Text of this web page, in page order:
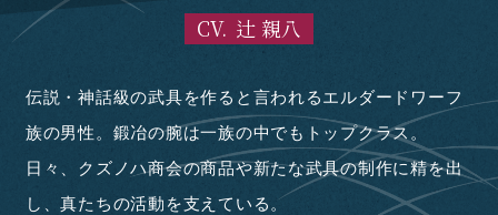
花江夏樹
かつて女神に勇者として異世界へ召喚されるも、顔が美
しくないことを理由にその資格を剥奪された“元勇者”。
現在は冒険者業の傍ら商人としてクズノハ商会を経営し
ている。一見すると平凡な冒険者に見えるが、超人的な
佐倉綾音
真の第一の従者。その正体は霧と幻を操り、さらに人の
記憶を覗き見ることができる上位の竜種・蜃。真と契約
を交わすことで人の姿を得た。大雑把な性格で何事も力
任せに解決しがち。その一方、真が困っている時は的確
鬼頭明里
真の第二の従者にしてその正体は魔獣・災害の黒蜘蛛。
長らく、満たされない飢えと狂気に支配され、あらゆる
ものを喰らっていたが、真と契約を交わしたことで正気
を取り戻し人の姿を得た。真に好意を寄せており、日頃
津田健次郎
森鬼の村に潜んでいたリッチ。森鬼に憑依して暗躍して
いたが、村を訪れた真に興味を持ったことで、姿を現し
対峙。しかし、圧倒的な実力差で敗北する。その後、巴
の提案で真の第三の従者となり、人の姿を得た。普段は
早見沙織
ハイランドオークの女の子。普段は温厚な性格だが怒ら
せると恐い。以前、魔物に襲われていたところを真に助
けられ、その出来事が縁で彼に仕えることに。亜空では
住民たちの指導者的な立場として、領地の開拓と発展に
辻 親八
伝説・神話級の武具を作ると言われるエルダードワーフ
族の男性。鍛冶の腕は一族の中でもトップクラス。
日々、クズノハ商会の商品や新たな武具の制作に精を出
し、真たちの活動を支えている。
八代 拓
ツィーゲの元筆頭冒険者。面倒見が良い性格。以前はレ
ンブラント商会に反発し嫌がらせを行っていたが、真た
ちに成敗され改心。レンブラントと和解した現在は冒険
者を引退。巴の提案でクズノハ商会の隠密になるべく修
大塚明夫
森を護る種族・森鬼の男性。明るく豪快な性格。アクア
とエリスとは師弟の関係。最近まで識に憑依されていた
が、真たちの活躍により解放される。その後、亜空へ移
住し、より強くなるため鍛錬に励んでいる。
Lynn
森を護る種族・森鬼の少女にして、モンドの弟子の1
人。真面目な性格だが、それ故に森へ侵入した相手を許
せず、容赦なく攻撃を仕掛けることもしばしば。真たち
にも当初は敵意を向けていたが、後に和解。現在はクズ
田中美海
アクアと一緒に行動している森鬼の少女。好物はバナ
ナ。幼い見た目をしているが確かな実力を誇り、魔法を
使った攻撃が得意。気の抜けた話し方とユニークな発言
でよく周囲を困惑させている。
井上和彦
ツィーゲ随一の規模を誇るレンブラント商会の代表。普
段はやり手の商人として厳格な雰囲気を漂わせており、
時と場合によっては非道な手段をとることも。その一方
で家族に対しては非常に甘い。以前、呪病に犯された妻
佐藤正治
長年、レンブラント家を支える初老の執事。温和な性
格。そつなく仕事をこなし、その仕事ぶりは周囲から高
評価を得ている。実は商会の裏仕事も任されており、若
い頃は敵対者の暗殺や拷問などを実行していた。現在も
沢城みゆき
竜殺しの異名を持つヒューマン最強の冒険者。とある目
的のために魔族に加担し、ヒューマンと敵対している。
好戦的な性格。魔術の扱い、剣の腕前、どちらをとって
も最強の名に恥じない圧倒的な実力を持つ。壮絶な戦い
斉藤壮馬
ソフィアの従者にして、その正体は上位竜・ランサー。
性格は冷静沈着であり、戦闘中に熱くなりがちな主人を
諫めている。あらゆる場所に刃を作り出したり、自身の
力を込めた剣を生成するなど多彩な能力を持つ。
加隈亜衣
勇者として異世界に召喚された女子高校生。多彩な才能
の持ち主。学業と部活動、共に優秀な成績を収めてい
て、さらに容姿端麗と非の打ちどころがない完璧な人
物。そのため、元いた世界では順風満帆な生活を送って
小清水亜美
銀髪鬼の異名を持つ凄腕の傭兵。響のパーティーのメン
バー。男勝りな性格。かつて故郷を滅ぼした魔族への復
讐に燃えている。それゆえに戦い以外のことにはほぼ無
関心。響のことは「戦場には似合ぬ花」と評し、認めて
村井雄治
異世界の四大国の１つ、リミア王国に仕える魔術師。優
しい性格であり、妻子のことを何よりも大切にしてい
る。強力かつ多彩な魔術を操り、リミアの移動砲台の異
名を持つ。その腕と膨大な知識で、パーティーのリーダ
沢城千春
リミア王国に仕える青年騎士。爽やかな顔立ちをしてお
り、性格は真面目。響のパーティーに王国の推薦で加入
する。パーティーメンバーに詳しいプロフィールを明か
していない謎多き人物。
田村奈央
異世界の四大国唯一の連邦国家・ローレル連邦に住む少
女。国家統一の要と言われる存在の巫女を務めている。
健気な性格。幼いながら強力な魔力と特殊能力を持ち、
回復と支援の魔術の扱いに長けている。その一方、思考
新井良平
勇者として異世界に召喚された男子中学生。臆病ながら
真面目な性格。所謂、美少年であり元いた世界では異性
から抜群の人気を誇っていた。一方、男子生徒から妬み
の眼差しを向けられることもしばしば。さらに、周囲と
中原麻衣
四大国中でも上位の権力を有するグリトニア帝国の第二
皇女。慈愛に満ち溢れた人物として知られ、国民からの
人望は厚い。しかし、それは表の顔であり、本来は自身
の目的のためなら、どんな犠牲も厭わない冷酷な考えの
渡部紗弓
グリト二ア帝国最高位の騎士・ロイヤルガードを務める
女性。智樹のパーティーのメンバー。凛々しい雰囲気を
漂わせている。真面目な性格で、主への忠誠心は非常に
高い。上位竜・グロントの加護を受けており、鉄壁の防
月城亜美
ドラゴンサマナーという竜を使役する能力を持つ少女。
智樹のパーティーのメンバー。幼い見た目をしている
が、巨大なワイバーンを操るなど竜使いとして最高峰の
実力を誇る。かつて魔族が故郷を襲撃した際に家族を失
笹本菜津枝
グリト二ア帝国で研究者として働く女性。ゴーレムをメ
インに研究している。性格は好奇心旺盛。自身の研究に
没頭するあまりそれ以外のことには興味を示さず、礼節
などの一般常識には疎い。一方、研究者としては優秀
新 祐樹
ロッツガルド中央学園に通う剣士志望の男子学生。広い
視野と高いリーダーシップを持つ。実技を得意としてい
て、攻撃と防御共に高いレベルでこなす。しかし、窮地
に陥ると力任せに突っ込みがち。
小坂井祐莉絵
グリトニア帝国出身の女子学生。一般家庭の生まれ。こ
れといって得意な分野はないものの、様々な魔術と武器
を平均レベルで扱う器用なタイプ。ロッツガルド中央学
園で出会った識のことが気になっている。
菅原慎介
学園都市ロッツガルド出身の男子学生。真面目な性格。
自身に主体性がないことを気にしている。座学の成績は
優秀。実技では防御と支援魔術に重きを置いているが、
時に強烈な一撃を繰り出すことも。
橘 龍丸
ローレル連邦出身の男子学生。詠唱言語を研究し、将来
は術師を志望している。複雑な術を扱うことができる
が、体力がないため、実戦には不向きなタイプ。故郷に
何人もの許嫁がいる。
山口智広
ロッツガルド中央学園に通う既婚の男子学生。普段はヘ
ラヘラしているが成績は優秀。非常に要領がよく、課さ
れた問題の解決策を即座に導き出すことができる。
花守ゆみり
レンブラント家の長女。最近まで重い呪病に侵されてい
たが、真の尽力により回復。その後、休学していたロッ
ツガルド中央学園へ再び通い始める。休学前は持ち前の
器量の良さと高い社交性を悪用し、学園内では問題児と
稗田寧々
レンブラント家の次女。シフや母親と同じ呪病に侵され
ていたが、無事に回復。その後、再びロッツガルド中央
学園へ通い始める。休学前はシフと共に問題児として知
られていた。闘病中に醜い姿になった経験から、他人の
伊東健人
リミア王国の貴族・ホープレイズ家の次男。響に憧れて
いて、いつか勇者の力になるべくロッツガルド中央学園
で鍛錬に励んでいる。とある一件で真と衝突し、彼に対
抗意識を燃やしている。
井澤詩織
ロッツガルド中央学園の図書館で司書として働く女性。
ルリアの姉。とある一件で規格外の実力を発揮した真に
興味を持つ。
広瀬ゆうき
ロッツガルドにある料理屋・ゴテツ亭で働く少女。ロッ
ツガルド中央学園の生徒たちに絡まれていたところを真
たちに助けられる。
藤井ゆきよ
魔族の軍を率いる魔将の1人。妖艶な雰囲気を漂わせて
いる。性格は狡猾かつ非道。氷の魔術を操る。戦闘より
も諜報と工作活動が得意。それらを駆使して様々な場所
で暗躍している。
楠 大典
魔族の軍を率いるスキンヘッドの男性。2対4本の腕と筋
骨隆々な肉体を持つ。単純な戦闘力では魔族最強の実力
を持ち、数多くの戦士たちを葬ってきた。ヒューマンた
ちの傲慢さを嫌っている。しかし、ひとたび実力を認め
松岡禎丞
女神と同じ“金色の魔力”を持つ最上位の竜。万色の二つ
名を持つ。冒険者ギルド創設者にして初代マスターでも
あり、さらに現ギルドマスター・ファルスとしての顔も
持つ。現在は男の姿をしているが、約300年前は女性の